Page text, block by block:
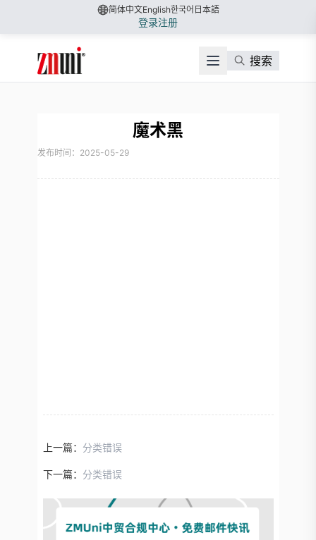
简体中文English한국어 日本語
登录注册
搜索
魔术黑
发布时间：2025-05-29
上一篇： 分类错误
下一篇： 分类错误